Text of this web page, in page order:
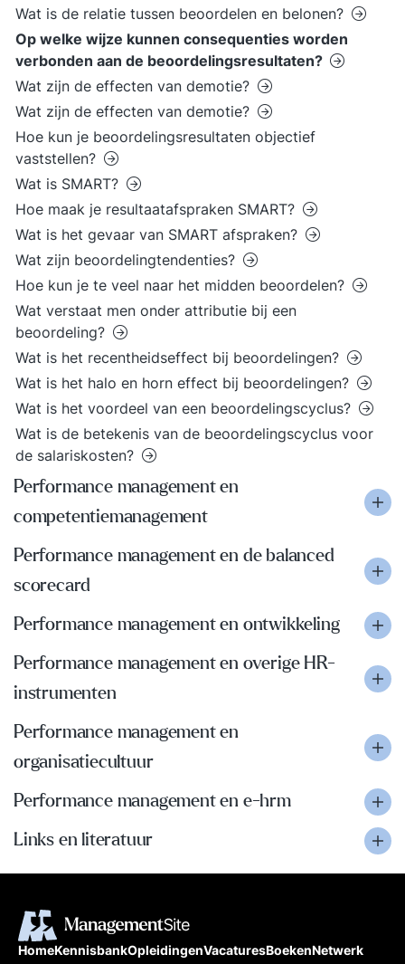
Wat is de relatie tussen beoordelen en belonen?
Op welke wijze kunnen consequenties worden
verbonden aan de beoordelingsresultaten?
Wat zijn de effecten van demotie?
Wat zijn de effecten van demotie?
Hoe kun je beoordelingsresultaten objectief
vaststellen?
Wat is SMART?
Hoe maak je resultaatafspraken SMART?
Wat is het gevaar van SMART afspraken?
Wat zijn beoordelingtendenties?
Hoe kun je te veel naar het midden beoordelen?
Wat verstaat men onder attributie bij een
beoordeling?
Wat is het recentheidseffect bij beoordelingen?
Wat is het halo en horn effect bij beoordelingen?
Wat is het voordeel van een beoordelingscyclus?
Wat is de betekenis van de beoordelingscyclus voor
de salariskosten?
Performance management en
competentiemanagement
Performance management en de balanced
scorecard
Performance management en ontwikkeling
Performance management en overige HR-
instrumenten
Performance management en
organisatiecultuur
Performance management en e-hrm
Links en literatuur
HomeKennisbankOpleidingenVacaturesBoekenNetwerk